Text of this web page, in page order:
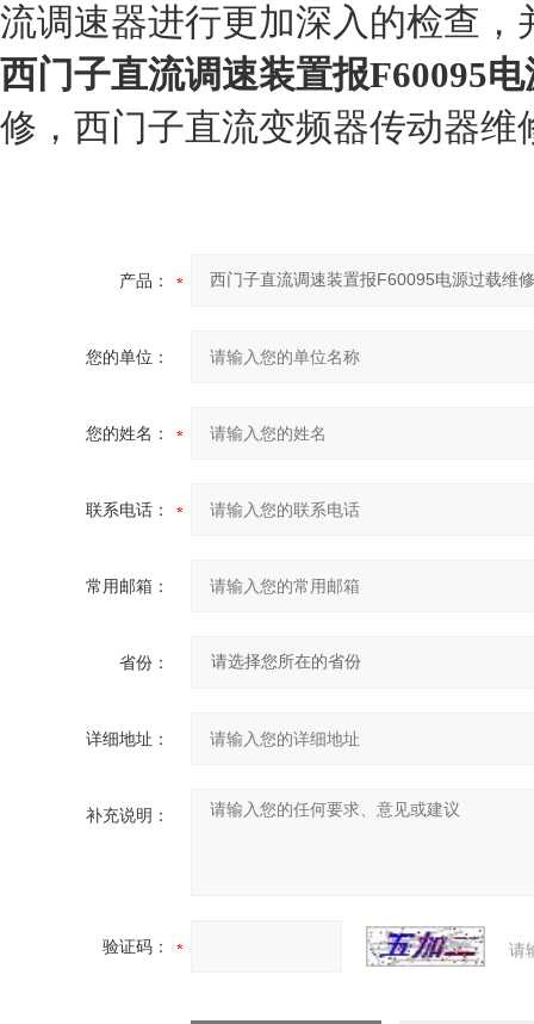
流调速器进行更加深入的检查
西门子直流调速装置报F60095
修，西门子直流变频器传动器维
产品：
您的单位：
您的姓名：
联系电话：
常用邮箱：
省份：
详细地址：
补充说明：
验证码： 请